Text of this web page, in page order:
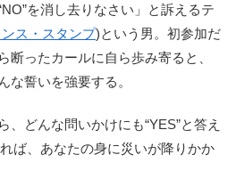
を消し去りなさい」と訴えるテ
ス・スタンプ)という男。初参加だ
断ったカールに自ら歩み寄ると、
な誓いを強要する。
、どんな問いかけにも“YES”と答え
ば、あなたの身に災いが降りかか